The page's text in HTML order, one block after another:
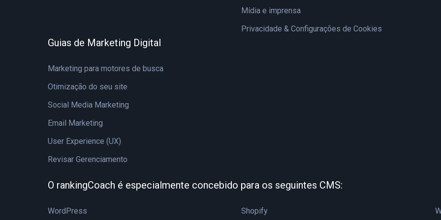
Mídia e imprensa
Privacidade & Configurações de Cookies
Guias de Marketing Digital
Marketing para motores de busca
Otimização do seu site
Social Media Marketing
Email Marketing
User Experience (UX)
Revisar Gerenciamento
O rankingCoach é especialmente concebido para os seguintes CMS:
WordPress Shopify